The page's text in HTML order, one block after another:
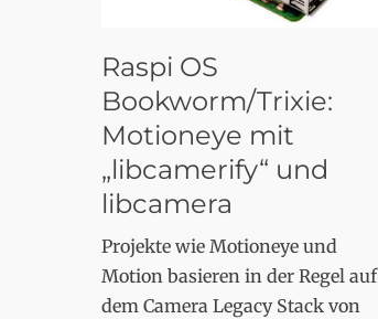
Raspi OS
Bookworm/Trixie:
Motioneye mit
„libcamerify“ und
libcamera
Projekte wie Motioneye und
Motion basieren in der Regel auf
dem Camera Legacy Stack von